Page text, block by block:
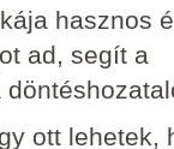
hasznos
ad, segít a
ott lehetek,